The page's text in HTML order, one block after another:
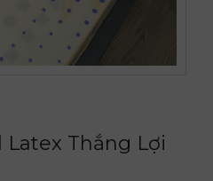
Latex Thắng Lợi